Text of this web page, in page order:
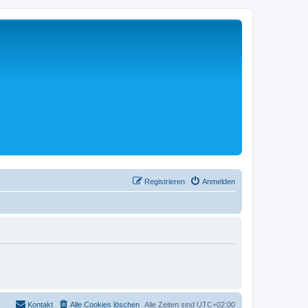
Anmelden
Registrieren
Alle Zeiten sind UTC+02:00
Alle Cookies löschen
Kontakt